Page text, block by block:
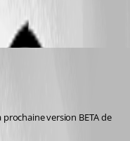
version BETA de